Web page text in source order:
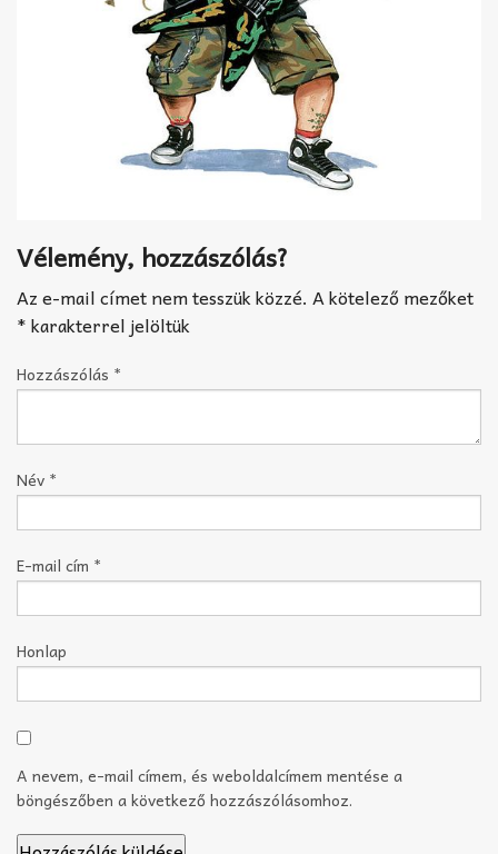
Vélemény, hozzászólás?
Az e-mail címet nem tesszük közzé. A kötelező mezőket
*karakterrel jelöltük
Hozzászólás *
Név *
E-mail cím *
Honlap
A nevem, e-mail címem, és weboldalcímem mentése a
böngészőben a következő hozzászólásomhoz.